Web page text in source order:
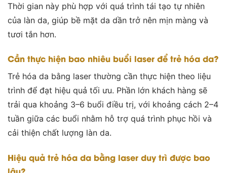
Thời gian này phù hợp với quá trình tái tạo tự nhiên
của làn da, giúp bề mặt da dần trở nên mịn màng và
tươi tắn hơn.
Cần thực hiện bao nhiêu buổi laser để trẻ hóa da?
Trẻ hóa da bằng laser thường cần thực hiện theo liệu
trình để đạt hiệu quả tối ưu. Phần lớn khách hàng sẽ
trải qua khoảng 3–6 buổi điều trị, với khoảng cách 2–4
tuần giữa các buổi nhằm hỗ trợ quá trình phục hồi và
cải thiện chất lượng làn da.
Hiệu quả trẻ hóa da bằng laser duy trì được bao